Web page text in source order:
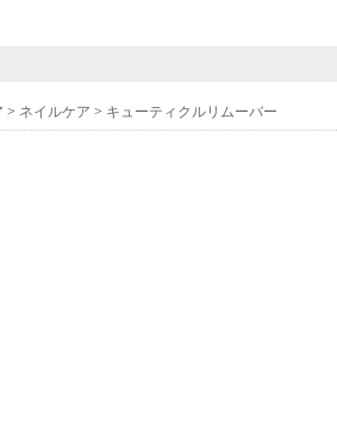
> ネイルケア > キューティクルリムーバー